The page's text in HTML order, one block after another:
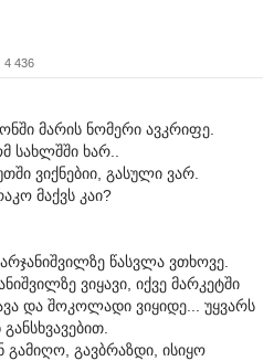
4 436
მარის ნომერი ავკრიფე.
სახლშში ხარ..
ვიქნებიი, გასული ვარ.
მაქვს კაი?
წასვლა ვთხოვე.
ვიყავი, იქვე მარკეტში
და შოკოლადი ვიყიდე... უყვარს
გამიღო, გავბრაზდი, ისიყო